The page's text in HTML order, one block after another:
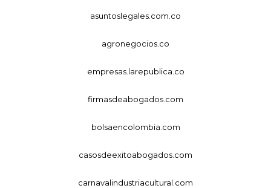
asuntoslegales.com.co
agronegocios.co
empresas.larepublica.co
firmasdeabogados.com
bolsaencolombia.com
casosdeexitoabogados.com
carnavalindustriacultural.com